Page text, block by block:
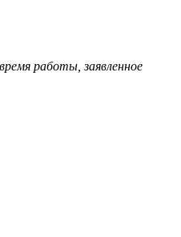
работы, заявленное